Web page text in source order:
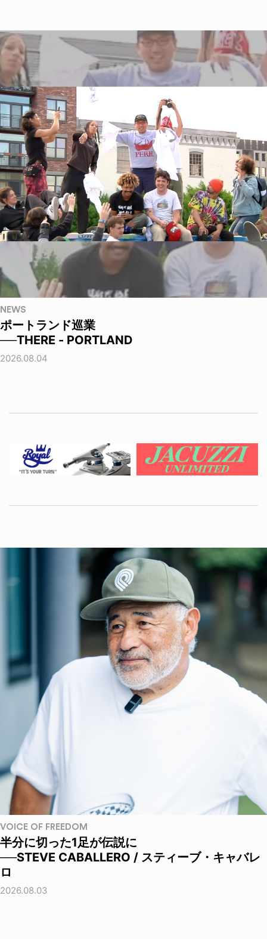
NEWS
ポートランド巡業
──THERE - PORTLAND
2026.08.04
VOICE OF FREEDOM
半分に切った1足が伝説に
──STEVE CABALLERO / スティーブ・キャバレ
ロ
2026.08.03